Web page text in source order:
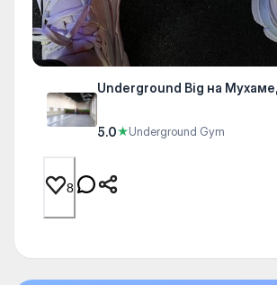
Underground Big на
5.0★Underground Gym
8